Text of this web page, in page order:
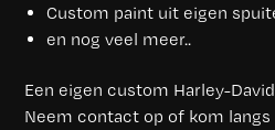
Custom paint uit eigen
en nog veel meer..
Een eigen custom Harley-
Neem contact op of kom